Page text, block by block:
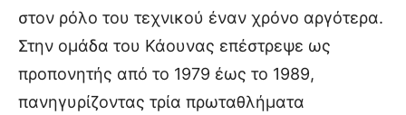
στον ρόλο του τεχνικού έναν χρόνο αργότερα.
Στην ομάδα του Κάουνας επέστρεψε ως
προπονητής από το 1979 έως το 1989,
πανηγυρίζοντας τρία πρωταθλήματα